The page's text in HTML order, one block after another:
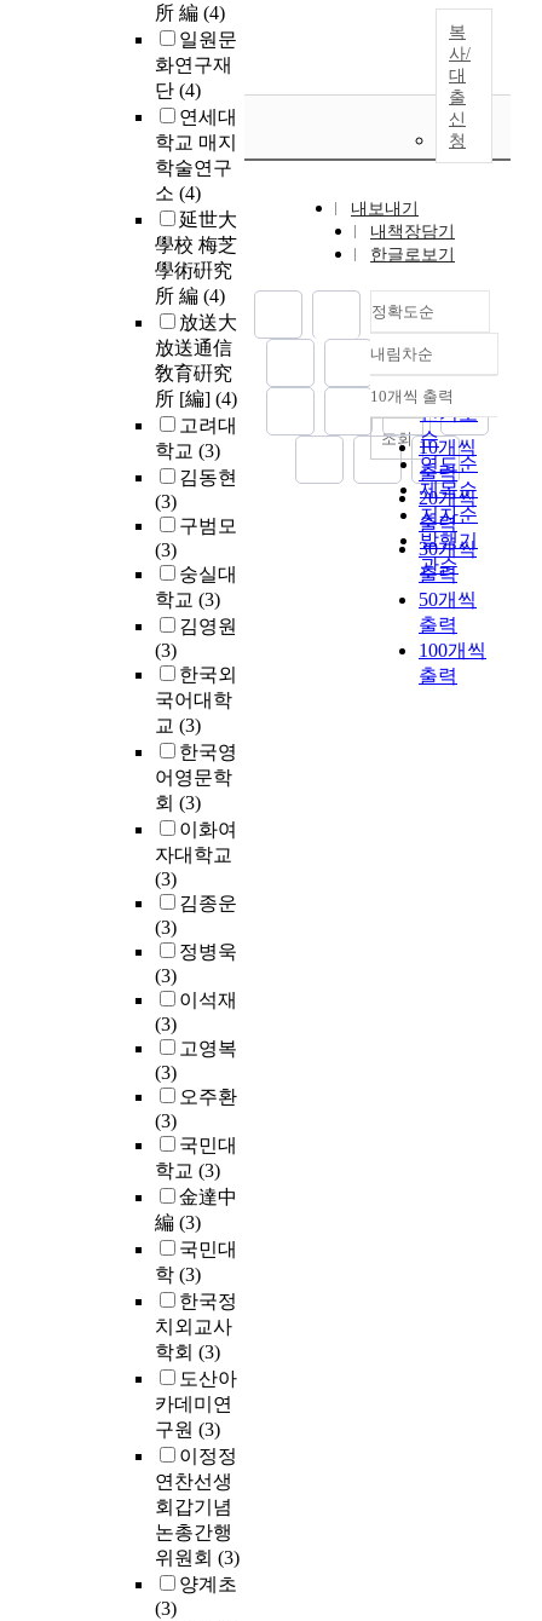
所 編 (4)
일원문
화연구재
단 (4)
연세대
학교 매지
학술연구
소 (4)
延世大
學校 梅芝
學術硏究
所 編 (4)
放送大
放送通信
敎育硏究
所 [編] (4)
고려대
학교 (3)
김동현
(3)
구범모
(3)
숭실대
학교 (3)
김영원
(3)
한국외
국어대학
교 (3)
한국영
어영문학
회 (3)
이화여
자대학교
(3)
김종운
(3)
정병욱
(3)
이석재
(3)
고영복
(3)
오주환
(3)
국민대
학교 (3)
金達中
編 (3)
국민대
학 (3)
한국정
치외교사
학회 (3)
도산아
카데미연
구원 (3)
이정정
연찬선생
회갑기념
논총간행
위원회 (3)
양계초
(3)
복
사/
대
출
신
청
내보내기
내책장담기
한글로보기
정확도순
정확도
순
인기도
순
연도순
제목순
저자순
발행기
관순
내림차순
내림차순
10개씩 출력
10개씩
출력
20개씩
출력
30개씩
출력
50개씩
출력
100개씩
출력
조회